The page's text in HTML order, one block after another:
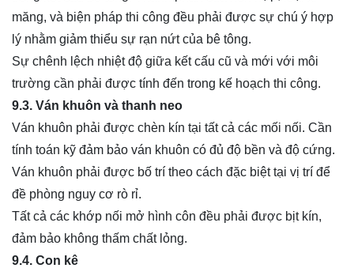
măng, và biện pháp thi công đều phải được sự chú ý hợp
lý nhằm giảm thiểu sự rạn nứt của bê tông.
Sự chênh lệch nhiệt độ giữa kết cấu cũ và mới với môi
trường cần phải được tính đến trong kế hoạch thi công.
9.3. Ván khuôn và thanh neo
Ván khuôn phải được chèn kín tại tất cả các mối nối. Cần
tính toán kỹ đảm bảo ván khuôn có đủ độ bền và độ cứng.
Ván khuôn phải được bố trí theo cách đặc biệt tại vị trí để
đề phòng nguy cơ rò rỉ.
Tất cả các khớp nối mở hình côn đều phải được bịt kín,
đảm bảo không thấm chất lỏng.
9.4. Con kê